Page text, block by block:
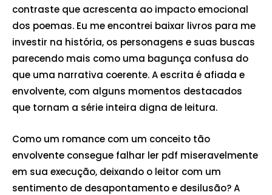
contraste que acrescenta ao impacto emocional
dos poemas. Eu me encontrei baixar livros para me
investir na história, os personagens e suas buscas
parecendo mais como uma bagunça confusa do
que uma narrativa coerente. A escrita é afiada e
envolvente, com alguns momentos destacados
que tornam a série inteira digna de leitura.
Como um romance com um conceito tão
envolvente consegue falhar ler pdf miseravelmente
em sua execução, deixando o leitor com um
sentimento de desapontamento e desilusão? A